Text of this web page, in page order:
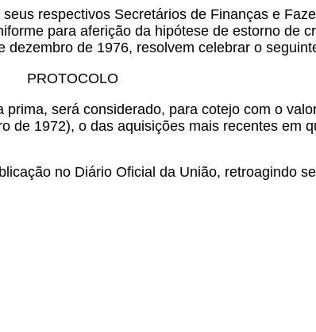
respectivos Secretários de Finanças e
para aferição da hipótese de estorno de
de 1976, resolvem celebrar o
PROTOCOLO
será considerado, para cotejo com o
de 1972), o das aquisições mais recentes em
no Diário Oficial da União, retroagindo